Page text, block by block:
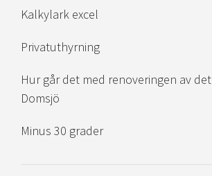
Kalkylark excel
Privatuthyrning
Hur går det med renoveringen av
Domsjö
Minus 30 grader